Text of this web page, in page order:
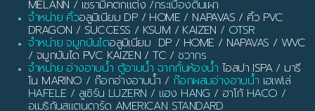
MELANN / เซรามิคตกแต่ง /กระเบื้องดินเผา
จำหน่าย คิ้วอลูมิเนียม DP / HOME / NAPAVAS / คิ้ว PVC
DRAGON / SUCCESS / KSUM / KAIZEN / OTSR
จำหน่าย จมูกบันไดอลูมิเนียม DP / HOME / NAPAVAS / WVC
/ จมูกบันได PVC KAIZEN / TC / ชวากร
จำหน่าย อ่างอาบน้ำ ตู้อาบน้ำ ฉากกั้นห้องน้ำ ไอสปา ISPA / มารี
โน MARINO / ก๊อกอ่างอาบน้ำ / ก๊อกผสมอ่างอาบน้ำ เฮเฟเล่
HAFELE / ลูเซิร์น LUZERN / แฮง HANG / ฮาโก้ HACO /
อเมริกันสแตนดาร์ด AMERICAN STANDARD